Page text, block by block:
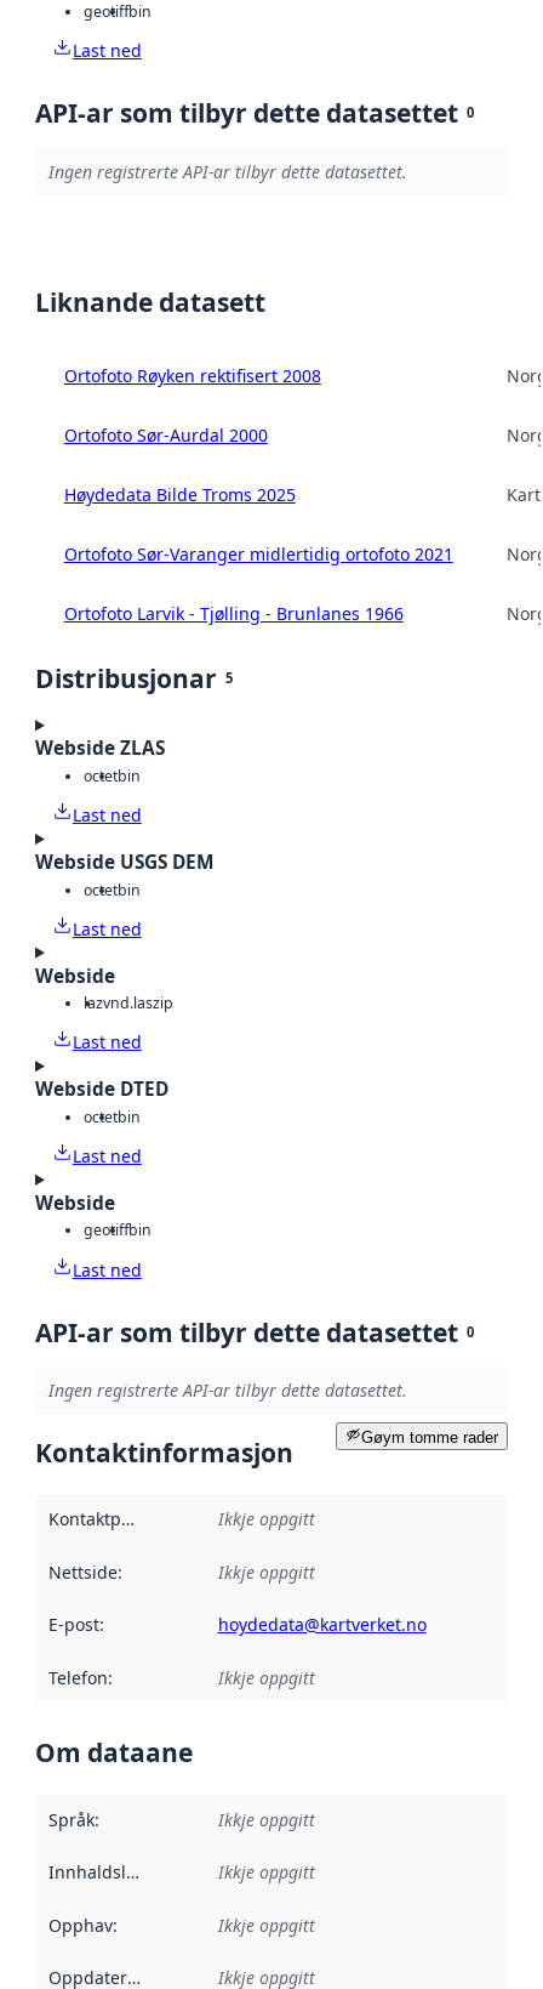
geotiffbin
Last ned
API-ar som tilbyr dette datasettet 0
Ingen registrerte API-ar tilbyr dette datasettet.
Liknande datasett
Ortofoto Røyken rektifisert 2008
Ortofoto Sør-Aurdal 2000
Høydedata Bilde Troms 2025
Ortofoto Sør-Varanger midlertidig ortofoto 2021
Ortofoto Larvik - Tjølling - Brunlanes 1966
Distribusjonar 5
Webside ZLAS
octetbin
Last ned
Webside USGS DEM
octetbin
Last ned
Webside
lazvnd.laszip
Last ned
Webside DTED
octetbin
Last ned
Webside
geotiffbin
Last ned
API-ar som tilbyr dette datasettet 0
Ingen registrerte API-ar tilbyr dette datasettet.
Gøym tomme rader
Kontaktinformasjon
Kontaktpunkt Ikkje oppgitt
Nettside: Ikkje oppgitt
E-post: hoydedata@kartverket.no
Telefon: Ikkje oppgitt
Om dataane
Språk: Ikkje oppgitt
Innhaldsleverandørar :
Ikkje oppgitt
Opphav: Ikkje oppgitt
Oppdateringsfrekvens :
Ikkje oppgitt